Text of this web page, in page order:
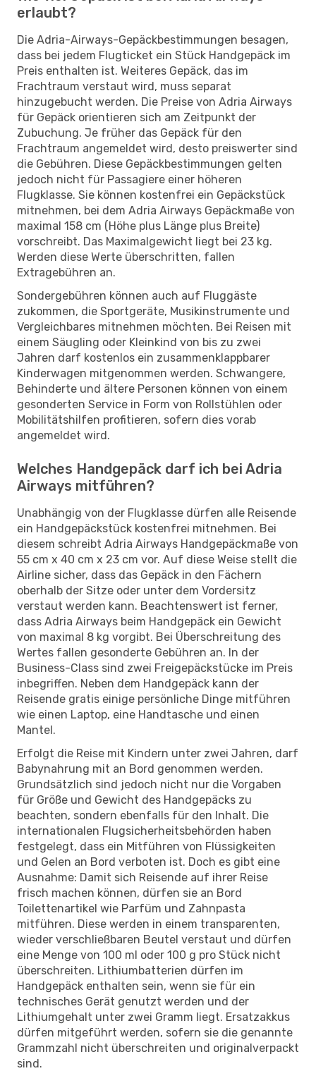
erlaubt?
Die Adria-Airways-Gepäckbestimmungen besagen,
dass bei jedem Flugticket ein Stück Handgepäck im
Preis enthalten ist. Weiteres Gepäck, das im
Frachtraum verstaut wird, muss separat
hinzugebucht werden. Die Preise von Adria Airways
für Gepäck orientieren sich am Zeitpunkt der
Zubuchung. Je früher das Gepäck für den
Frachtraum angemeldet wird, desto preiswerter sind
die Gebühren. Diese Gepäckbestimmungen gelten
jedoch nicht für Passagiere einer höheren
Flugklasse. Sie können kostenfrei ein Gepäckstück
mitnehmen, bei dem Adria Airways Gepäckmaße von
maximal 158 cm (Höhe plus Länge plus Breite)
vorschreibt. Das Maximalgewicht liegt bei 23 kg.
Werden diese Werte überschritten, fallen
Extragebühren an.
Sondergebühren können auch auf Fluggäste
zukommen, die Sportgeräte, Musikinstrumente und
Vergleichbares mitnehmen möchten. Bei Reisen mit
einem Säugling oder Kleinkind von bis zu zwei
Jahren darf kostenlos ein zusammenklappbarer
Kinderwagen mitgenommen werden. Schwangere,
Behinderte und ältere Personen können von einem
gesonderten Service in Form von Rollstühlen oder
Mobilitätshilfen profitieren, sofern dies vorab
angemeldet wird.
Welches Handgepäck darf ich bei Adria
Airways mitführen?
Unabhängig von der Flugklasse dürfen alle Reisende
ein Handgepäckstück kostenfrei mitnehmen. Bei
diesem schreibt Adria Airways Handgepäckmaße von
55 cm x 40 cm x 23 cm vor. Auf diese Weise stellt die
Airline sicher, dass das Gepäck in den Fächern
oberhalb der Sitze oder unter dem Vordersitz
verstaut werden kann. Beachtenswert ist ferner,
dass Adria Airways beim Handgepäck ein Gewicht
von maximal 8 kg vorgibt. Bei Überschreitung des
Wertes fallen gesonderte Gebühren an. In der
Business-Class sind zwei Freigepäckstücke im Preis
inbegriffen. Neben dem Handgepäck kann der
Reisende gratis einige persönliche Dinge mitführen
wie einen Laptop, eine Handtasche und einen
Mantel.
Erfolgt die Reise mit Kindern unter zwei Jahren, darf
Babynahrung mit an Bord genommen werden.
Grundsätzlich sind jedoch nicht nur die Vorgaben
für Größe und Gewicht des Handgepäcks zu
beachten, sondern ebenfalls für den Inhalt. Die
internationalen Flugsicherheitsbehörden haben
festgelegt, dass ein Mitführen von Flüssigkeiten
und Gelen an Bord verboten ist. Doch es gibt eine
Ausnahme: Damit sich Reisende auf ihrer Reise
frisch machen können, dürfen sie an Bord
Toilettenartikel wie Parfüm und Zahnpasta
mitführen. Diese werden in einem transparenten,
wieder verschließbaren Beutel verstaut und dürfen
eine Menge von 100 ml oder 100 g pro Stück nicht
überschreiten. Lithiumbatterien dürfen im
Handgepäck enthalten sein, wenn sie für ein
technisches Gerät genutzt werden und der
Lithiumgehalt unter zwei Gramm liegt. Ersatzakkus
dürfen mitgeführt werden, sofern sie die genannte
Grammzahl nicht überschreiten und originalverpackt
sind.